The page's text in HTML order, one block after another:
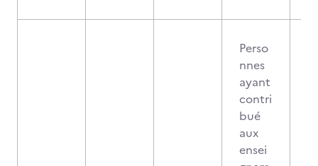
Perso
nnes
ayant
contri
bué
aux
ensei